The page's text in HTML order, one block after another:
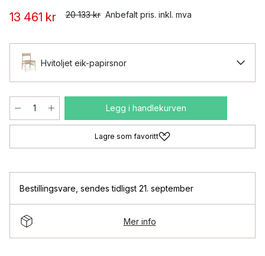
13 461 kr 20 133 kr Anbefalt pris. inkl. mva
Hvitoljet eik-papirsnor
Legg i handlekurven
Lagre som favoritt
Bestillingsvare sendes tidligst 21. september
Mer info